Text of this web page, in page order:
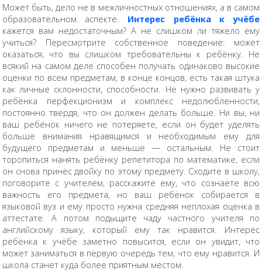
Может быть, дело не в межличностных отношениях, а в самом
образовательном аспекте. Интерес ребёнка к учёбе
кажется вам недостаточным? А не слишком ли тяжело ему
учиться? Пересмотрите собственное поведение: может
оказаться, что вы слишком требовательны к ребёнку. Не
всякий на самом деле способен получать одинаково высокие
оценки по всем предметам, в конце концов, есть такая штука
как личные склонности, способности. Не нужно развивать у
ребёнка перфекционизм и комплекс недолюбленности,
постоянно твердя, что он должен делать больше. Ни вы, ни
ваш ребёнок ничего не потеряете, если он будет уделять
больше внимания нравящимся и необходимым ему для
будущего предметам и меньше — остальным. Не стоит
торопиться нанять ребёнку репетитора по математике, если
он снова принёс двойку по этому предмету. Сходите в школу,
поговорите с учителем, расскажите ему, что сознаёте всю
важность его предмета, но ваш ребёнок собирается в
языковой вуз и ему просто нужна средняя неплохая оценка в
аттестате. А потом подыщите чаду частного учителя по
английскому языку, который ему так нравится. Интерес
ребёнка к учёбе заметно повысится, если он увидит, что
может заниматься в первую очередь тем, что ему нравится. И
школа станет куда более приятным местом.